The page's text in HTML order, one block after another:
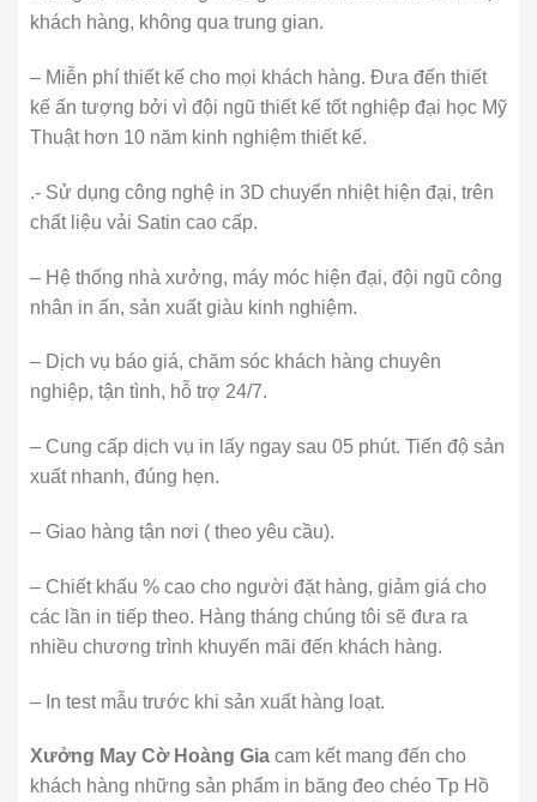
khách hàng, không qua trung gian.
– Miễn phí thiết kế cho mọi khách hàng. Đưa đến thiết
kế ấn tượng bởi vì đội ngũ thiết kế tốt nghiệp đại học Mỹ
Thuật hơn 10 năm kinh nghiệm thiết kế.
.- Sử dụng công nghệ in 3D chuyển nhiệt hiện đại, trên
chất liệu vải Satin cao cấp.
– Hệ thống nhà xưởng, máy móc hiện đại, đội ngũ công
nhân in ấn, sản xuất giàu kinh nghiệm.
– Dịch vụ báo giá, chăm sóc khách hàng chuyên
nghiệp, tận tình, hỗ trợ 24/7.
– Cung cấp dịch vụ in lấy ngay sau 05 phút. Tiến độ sản
xuất nhanh, đúng hẹn.
– Giao hàng tận nơi ( theo yêu cầu).
– Chiết khấu % cao cho người đặt hàng, giảm giá cho
các lần in tiếp theo. Hàng tháng chúng tôi sẽ đưa ra
nhiều chương trình khuyến mãi đến khách hàng.
– In test mẫu trước khi sản xuất hàng loạt.
Xưởng May Cờ Hoàng Gia cam kết mang đến cho
khách hàng những sản phẩm in băng đeo chéo Tp Hồ